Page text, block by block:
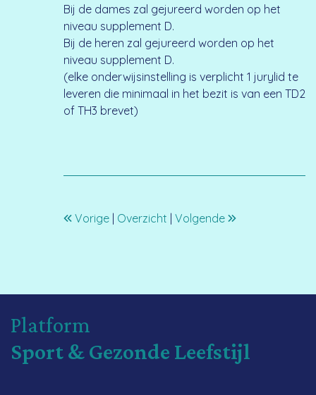
Bij de dames zal gejureerd worden op het
niveau supplement D.
Bij de heren zal gejureerd worden op het
niveau supplement D.
(elke onderwijsinstelling is verplicht 1 jurylid te
leveren die minimaal in het bezit is van een TD2
of TH3 brevet)
Vorige| Overzicht Volgende
Platform
Sport & Gezonde Leefstijl